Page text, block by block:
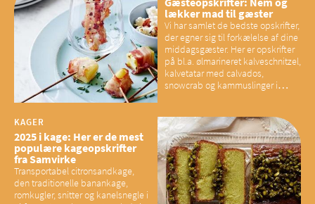
lækker mad til gæster
Vi har samlet de bedste opskrifter,
der egner sig til forkælelse af dine
middagsgæster. Her er opskrifter
på bl.a. ølmarineret kalveschnitzel,
kalvetatar med calvados,
snowcrab og kammuslinger i
KAGER
2025 i kage: Her er de mest
populære kageopskrifter
fra Samvirke
Transportabel citronsandkage,
den traditionelle banankage,
romkugler, snitter og kanelsnegle i